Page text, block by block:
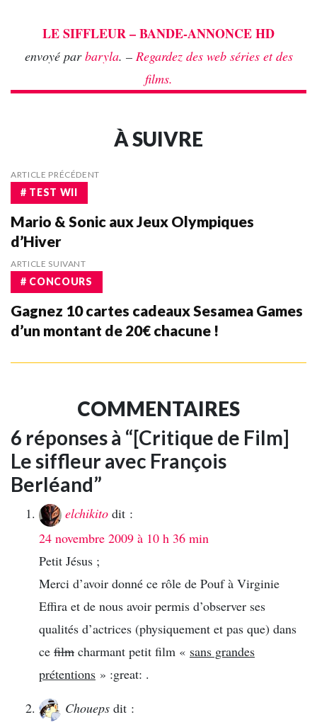
LE SIFFLEUR – BANDE-ANNONCE HD
envoyé parbaryla. – Regardez des web séries et des
films.
À SUIVRE
ARTICLE PRÉCÉDENT
# TEST WII
Mario & Sonic aux Jeux Olympiques
d’Hiver
ARTICLE SUIVANT
# CONCOURS
Gagnez 10 cartes cadeaux Sesamea Games
d’un montant de 20€ chacune !
COMMENTAIRES
6 réponses à “[Critique de Film]
Le siffleur avec François
Berléand”
elchikito dit :
24 novembre 2009 à 10 h 36 min
Petit Jésus ;
Merci d’avoir donné ce rôle de Pouf à Virginie
Effira et de nous avoir permis d’observer ses
qualités d’actrices (physiquement et pas que) dans
ce film charmant petit film « sans grandes
prétentions » :great: .
Choueps dit :